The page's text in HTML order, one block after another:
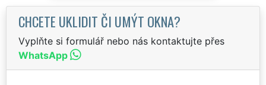
CHCETE UKLIDIT ČI UMÝT OKNA?
Vyplňte si formulář nebo nás kontaktujte přes
WhatsApp